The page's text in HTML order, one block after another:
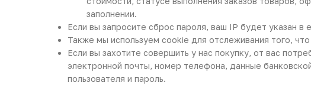
заполнении.
Если вы запросите сброс пароля, ваш IP будет указан в
Также мы используем cookie для отслеживания того,
Если вы захотите совершить у нас покупку, от вас
электронной почты, номер телефона, данные
пользователя и пароль.